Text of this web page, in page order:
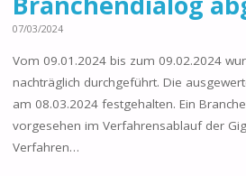
07/03/2024
Vom 09.01.2024 bis zum 09.02.2024
nachträglich durchgeführt. Die
am 08.03.2024 festgehalten. Ein
vorgesehen im Verfahrensablauf der
Verfahren…